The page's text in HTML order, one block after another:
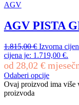
AGV
AGV PISTA
1.815,00€ Izvorna
cijena je: 1.719,00 €.
od 28,02 €
Odaberi opcije
Ovaj proizvod ima više
proizvoda